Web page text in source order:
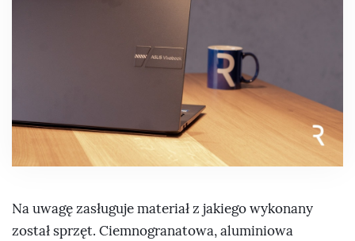
Na uwagę zasługuje materiał z jakiego wykonany
został sprzęt. Ciemnogranatowa, aluminiowa